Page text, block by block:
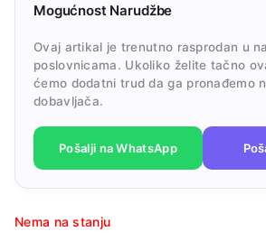
Mogućnost Narudžbe
Ovaj artikal je trenutno rasprodan u
poslovnicama. Ukoliko želite tačno
ćemo dodatni trud da ga pronađemo
dobavljača.
Pošalji na WhatsApp
Nema na stanju